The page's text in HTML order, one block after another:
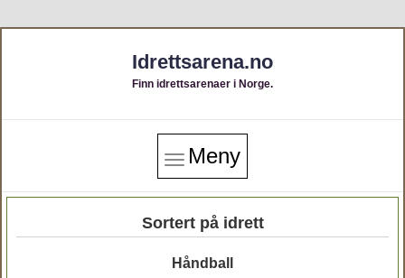
Idrettsarena.no
Finn idrettsarenaer i Norge.
Meny
Sortert på idrett
Håndball